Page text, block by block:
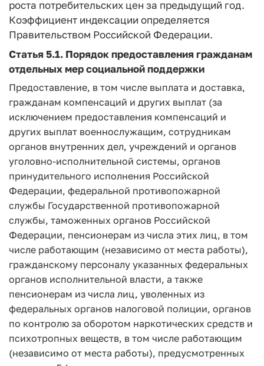
роста потребительских цен за предыдущий год.
Коэффициент индексации определяется
Правительством Российской Федерации.
Статья 5.1. Порядок предоставления гражданам
отдельных мер социальной поддержки
Предоставление, в том числе выплата и доставка,
гражданам компенсаций и других выплат (за
исключением предоставления компенсаций и
других выплат военнослужащим, сотрудникам
органов внутренних дел, учреждений и органов
уголовно-исполнительной системы, органов
принудительного исполнения Российской
Федерации, федеральной противопожарной
службы Государственной противопожарной
службы, таможенных органов Российской
Федерации, пенсионерам из числа этих лиц, в том
числе работающим (независимо от места работы),
гражданскому персоналу указанных федеральных
органов исполнительной власти, а также
пенсионерам из числа лиц, уволенных из
федеральных органов налоговой полиции, органов
по контролю за оборотом наркотических средств и
психотропных веществ, в том числе работающим
(независимо от места работы), предусмотренных